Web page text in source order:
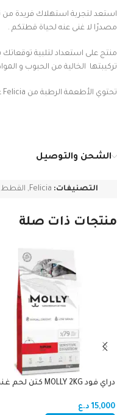
استعد لتجربة استهلاك فريدة من
مصدرًا لا غنى عنه لحياة قطتكم .
منتج على استعداد لتلبية
تركيبتها الخالية من الحبوب و
تحتوي الأطعمة الرطبة من Felicia على نسبة عالية من الفيتامينات
الشحن والتوصيل
التصنيفات: Felicia
, القطط
منتجات ذات صلة
دراي فود MOLLY 2KG كتن لحم غنم
15,000 د.ع